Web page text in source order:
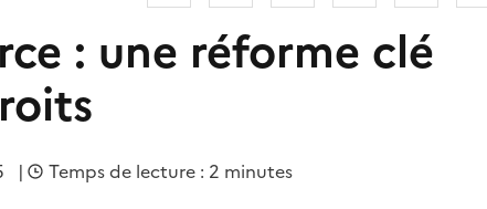
: une réforme clé
| Temps de lecture : 2 minutes